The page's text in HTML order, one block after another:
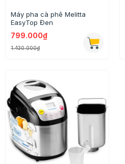
Máy pha cà phê Melitta
EasyTop Đen
799.000₫
1.430.000₫